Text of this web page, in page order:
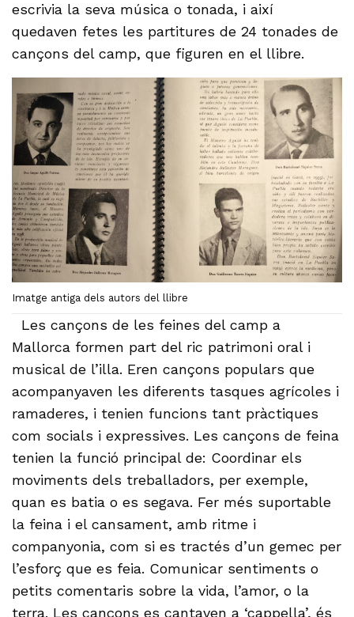
escrivia la seva música o tonada, i així
quedaven fetes les partitures de 24 tonades de
cançons del camp, que figuren en el llibre.
Imatge antiga dels autors del llibre
Les cançons de les feines del camp a
Mallorca formen part del ric patrimoni oral i
musical de l’illa. Eren cançons populars que
acompanyaven les diferents tasques agrícoles i
ramaderes, i tenien funcions tant pràctiques
com socials i expressives. Les cançons de feina
tenien la funció principal de: Coordinar els
moviments dels treballadors, per exemple,
quan es batia o es segava. Fer més suportable
la feina i el cansament, amb ritme i
companyonia, com si es tractés d’un gemec per
l’esforç que es feia. Comunicar sentiments o
petits comentaris sobre la vida, l’amor, o la
terra. Les cançons es cantaven a ‘cappella’, és